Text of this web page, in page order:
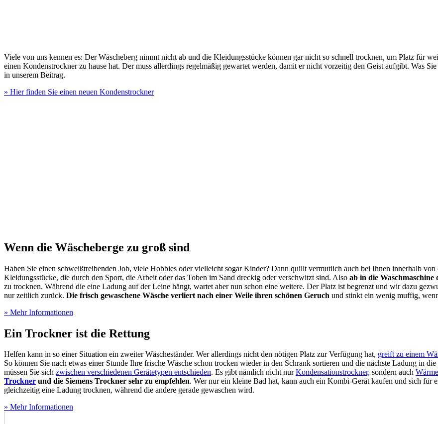
Viele von uns kennen es: Der Wäscheberg nimmt nicht ab und die Kleidungsstücke können gar nicht so schnell trocknen, um Platz für
einen Kondenstrockner zu hause hat. Der muss allerdings regelmäßig gewartet werden, damit er nicht vorzeitig den Geist aufgibt. Was
in unserem Beitrag.
» Hier finden Sie einen neuen Kondenstrockner
Wenn die Wäscheberge zu groß sind
Haben Sie einen schweißtreibenden Job, viele Hobbies oder vielleicht sogar Kinder? Dann quillt vermutlich auch bei Ihnen innerhalb
Kleidungsstücke, die durch den Sport, die Arbeit oder das Toben im Sand dreckig oder verschwitzt sind. Also ab in die Waschmaschine
zu trocknen. Während die eine Ladung auf der Leine hängt, wartet aber nun schon eine weitere. Der Platz ist begrenzt und wir dazu
nur zeitlich zurück. Die frisch gewaschene Wäsche verliert nach einer Weile ihren schönen Geruch und stinkt ein wenig muffig,
» Mehr Informationen
Ein Trockner ist die Rettung
Helfen kann in so einer Situation ein zweiter Wäscheständer. Wer allerdings nicht den nötigen Platz zur Verfügung hat, greift zu einem
So können Sie nach etwas einer Stunde Ihre frische Wäsche schon trocken wieder in den Schrank sortieren und die nächste Ladung in
müssen Sie sich zwischen verschiedenen Gerätetypen entschieden. Es gibt nämlich nicht nurKondensationstrockner, sondern auch
Trockner und die Siemens Trockner sehr zu empfehlen. Wer nur ein kleine Bad hat, kann auch ein Kombi-Gerät kaufen und sich für
gleichzeitig eine Ladung trocknen, während die andere gerade gewaschen wird.
» Mehr Informationen